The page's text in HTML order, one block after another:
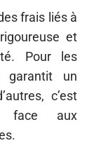
frais liés à
et
Pour les
garantit un
c’est
face aux